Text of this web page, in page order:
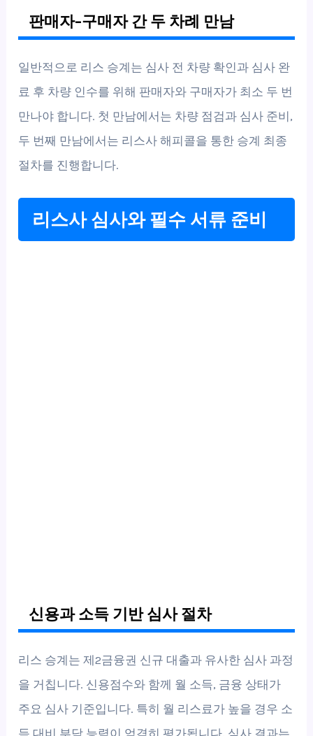
판매자-구매자 간 두 차례 만남
일반적으로 리스 승계는 심사 전 차량 확인과 심사 완
료 후 차량 인수를 위해 판매자와 구매자가 최소 두 번
만나야 합니다. 첫 만남에서는 차량 점검과 심사 준비,
두 번째 만남에서는 리스사 해피콜을 통한 승계 최종
절차를 진행합니다.
리스사 심사와 필수 서류 준비
신용과 소득 기반 심사 절차
리스 승계는 제2금융권 신규 대출과 유사한 심사 과정
을 거칩니다. 신용점수와 함께 월 소득, 금융 상태가
주요 심사 기준입니다. 특히 월 리스료가 높을 경우 소